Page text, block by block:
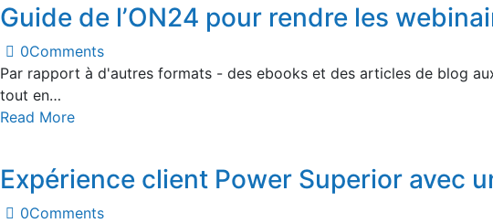
Guide de l’ON24 pour rendre les
0Comments
Par rapport à d'autres formats - des ebooks et des articles de blog
tout en…
Read More
Expérience client Power Superior avec
0Comments